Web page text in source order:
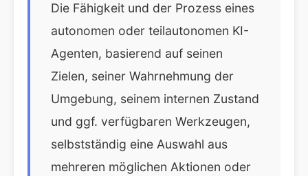
Die Fähigkeit und der Prozess eines
autonomen oder teilautonomen KI-
Agenten, basierend auf seinen
Zielen, seiner Wahrnehmung der
Umgebung, seinem internen Zustand
und ggf. verfügbaren Werkzeugen,
selbstständig eine Auswahl aus
mehreren möglichen Aktionen oder